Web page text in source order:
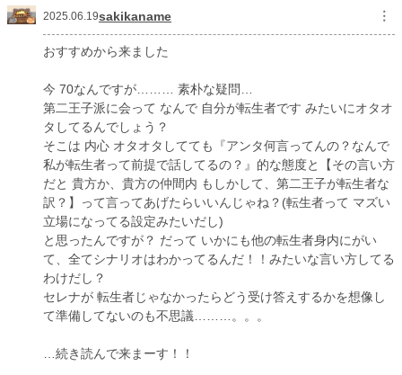
2025.06.19sakikaname ︙
おすすめから来ました
今 70なんですが……… 素朴な疑問…
第二王子派に会って なんで 自分が転生者です みたいにオタオ
タしてるんでしょう？
そこは 内心 オタオタしてても『アンタ何言ってんの？なんで
私が転生者って前提で話してるの？』的な態度と【その言い方
だと 貴方か、貴方の仲間内 もしかして、第二王子が転生者な
訳？】って言ってあげたらいいんじゃね？(転生者って マズい
立場になってる設定みたいだし)
と思ったんですが？ だって いかにも他の転生者身内にがい
て、全てシナリオはわかってるんだ！！みたいな言い方してる
わけだし？
セレナが 転生者じゃなかったらどう受け答えするかを想像し
て準備してないのも不思議………。。。
…続き読んで来まーす！！